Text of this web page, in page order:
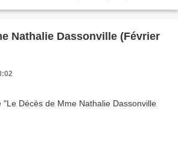
Nathalie Dassonville (Février